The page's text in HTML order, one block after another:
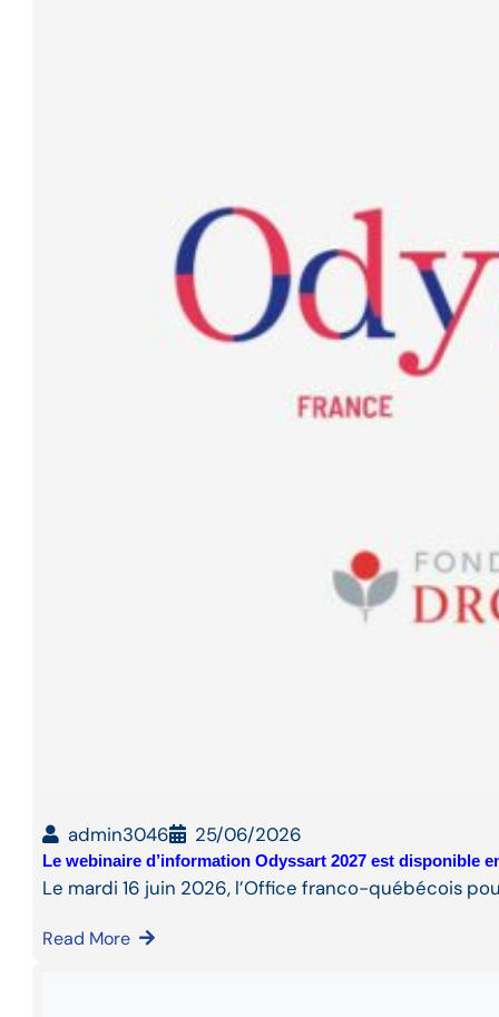
admin3046 25/06/2026
Le webinaire d’information Odyssart 2027 est disponible
Le mardi 16 juin 2026, l’Office franco-québécois
Read More